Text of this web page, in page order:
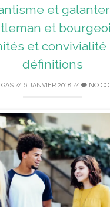
et
et
et convivialité
définitions
// 6 JANVIER 2018 // NO